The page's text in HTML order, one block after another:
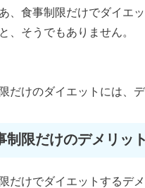
あ、食事制限だけでダイエ
、そうでもありません。
だけのダイエットには、
制限だけのデメリット
だけでダイエットするデメ